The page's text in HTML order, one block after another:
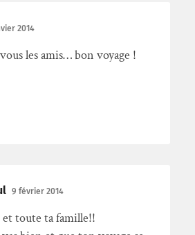
2014
les amis… bon voyage !
9 février 2014
toute ta famille!!